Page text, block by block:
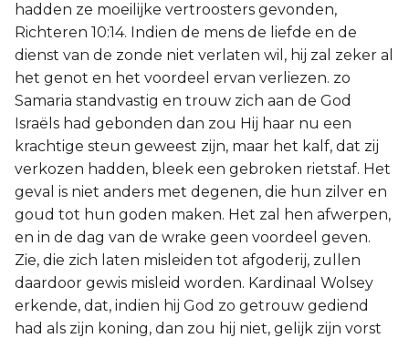
hadden ze moeilijke vertroosters gevonden,
Richteren 10:14. Indien de mens de liefde en de
dienst van de zonde niet verlaten wil, hij zal zeker al
het genot en het voordeel ervan verliezen. zo
Samaria standvastig en trouw zich aan de God
Israëls had gebonden dan zou Hij haar nu een
krachtige steun geweest zijn, maar het kalf, dat zij
verkozen hadden, bleek een gebroken rietstaf. Het
geval is niet anders met degenen, die hun zilver en
goud tot hun goden maken. Het zal hen afwerpen,
en in de dag van de wrake geen voordeel geven.
Zie, die zich laten misleiden tot afgoderij, zullen
daardoor gewis misleid worden. Kardinaal Wolsey
erkende, dat, indien hij God zo getrouw gediend
had als zijn koning, dan zou hij niet, gelijk zijn vorst